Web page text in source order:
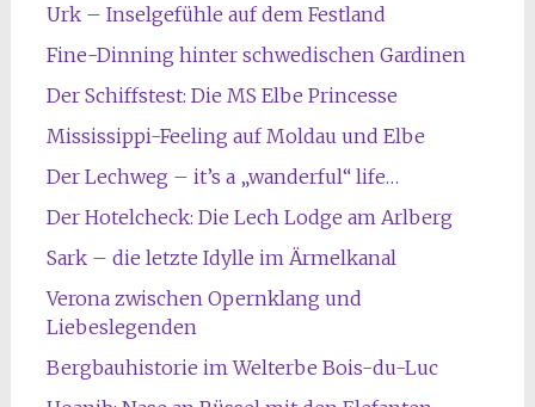
Urk – Inselgefühle auf dem Festland
Fine-Dinning hinter schwedischen Gardinen
Der Schiffstest: Die MS Elbe Princesse
Mississippi-Feeling auf Moldau und Elbe
Der Lechweg – it’s a „wanderful“ life…
Der Hotelcheck: Die Lech Lodge am Arlberg
Sark – die letzte Idylle im Ärmelkanal
Verona zwischen Opernklang und
Liebeslegenden
Bergbauhistorie im Welterbe Bois-du-Luc